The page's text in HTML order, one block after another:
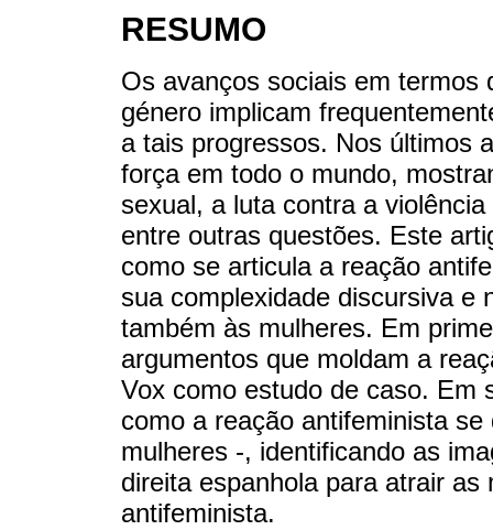
RESUMO
Os avanços sociais em termos
género implicam
a tais progressos. Nos últimos
força em todo o mundo,
sexual, a luta contra a
entre outras questões. Este
como se articula a reação
sua complexidade discursiva e
também às mulheres. Em
argumentos que moldam a
Vox como estudo de caso. Em
como a reação antifeminista
mulheres -, identificando as
direita espanhola para atrair
antifeminista.